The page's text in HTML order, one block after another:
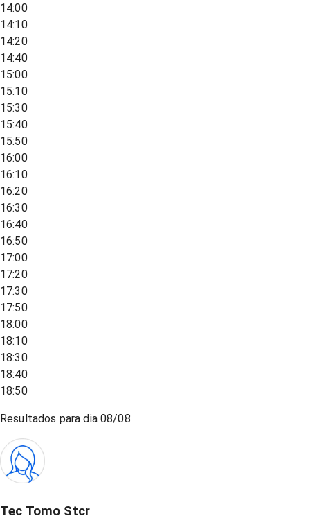
14:00
14:10
14:20
14:40
15:00
15:10
15:30
15:40
15:50
16:00
16:10
16:20
16:30
16:40
16:50
17:00
17:20
17:30
17:50
18:00
18:10
18:30
18:40
18:50
Resultados para dia08/08
Tec Tomo Stcr